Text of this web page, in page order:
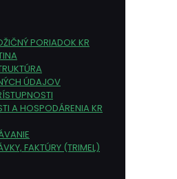
PORIADOK KR
ÚDAJOV
A HOSPODÁRENIA KR
FAKTÚRY (TRIMEL)